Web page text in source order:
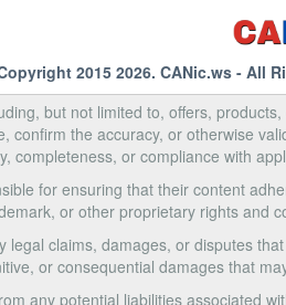
2015 2026. CANic.ws- All
but not limited to, offers,
confirm the accuracy, or otherwise
completeness, or compliance with
for ensuring that their content
or other proprietary rights and
claims, damages, or disputes
or consequential damages that
any potential liabilities associated